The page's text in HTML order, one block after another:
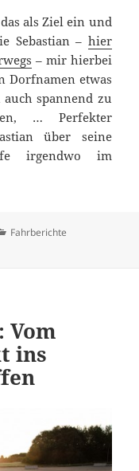
als Ziel ein und
Sebastian – hier
– mir hierbei
Dorfnamen etwas
spannend zu
… Perfekter
über seine
irgendwo im
Kirchtürmen:
Kategorien
Fahrberichte
Vom
ins